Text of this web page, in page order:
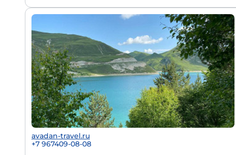
avadan-travel.ru
+7 967409-08-08